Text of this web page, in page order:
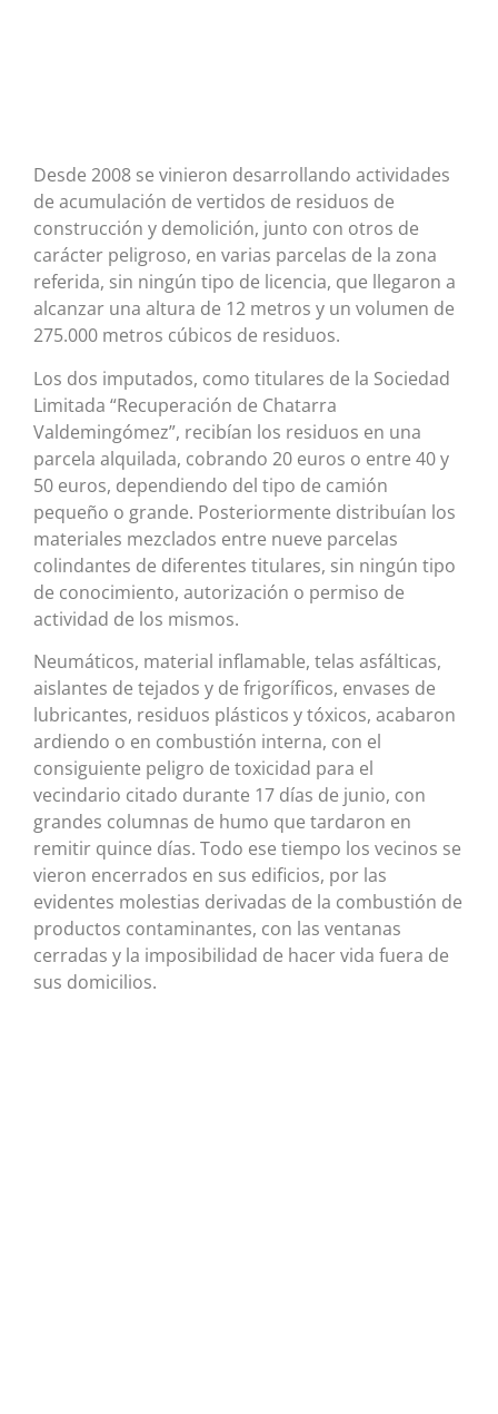
Desde 2008 se vinieron desarrollando actividades
de acumulación de vertidos de residuos de
construcción y demolición, junto con otros de
carácter peligroso, en varias parcelas de la zona
referida, sin ningún tipo de licencia, que llegaron a
alcanzar una altura de 12 metros y un volumen de
275.000 metros cúbicos de residuos.
Los dos imputados, como titulares de la Sociedad
Limitada “Recuperación de Chatarra
Valdemingómez”, recibían los residuos en una
parcela alquilada, cobrando 20 euros o entre 40 y
50 euros, dependiendo del tipo de camión
pequeño o grande. Posteriormente distribuían los
materiales mezclados entre nueve parcelas
colindantes de diferentes titulares, sin ningún tipo
de conocimiento, autorización o permiso de
actividad de los mismos.
Neumáticos, material inflamable, telas asfálticas,
aislantes de tejados y de frigoríficos, envases de
lubricantes, residuos plásticos y tóxicos, acabaron
ardiendo o en combustión interna, con el
consiguiente peligro de toxicidad para el
vecindario citado durante 17 días de junio, con
grandes columnas de humo que tardaron en
remitir quince días. Todo ese tiempo los vecinos se
vieron encerrados en sus edificios, por las
evidentes molestias derivadas de la combustión de
productos contaminantes, con las ventanas
cerradas y la imposibilidad de hacer vida fuera de
sus domicilios.